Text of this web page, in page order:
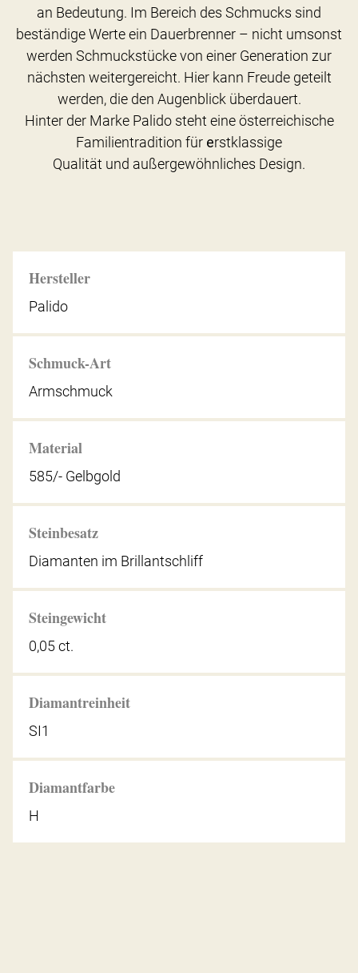
Hersteller
Palido
Schmuck-Art
Armschmuck
Material
585/- Gelbgold
Steinbesatz
Diamanten im Brillantschliff
Steingewicht
0,05 ct.
Diamantreinheit
SI1
Diamantfarbe
H
an Bedeutung. Im Bereich des Schmucks sind
beständige Werte ein Dauerbrenner – nicht umsonst
werden Schmuckstücke von einer Generation zur
nächsten weitergereicht. Hier kann Freude geteilt
werden, die den Augenblick überdauert.
Hinter der Marke Palido steht eine österreichische
Familientradition für erstklassige
Qualität und außergewöhnliches Design.